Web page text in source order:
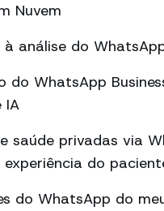
Nuvem
análise do
do WhatsApp
IA
saúde privadas via
do
do WhatsApp do